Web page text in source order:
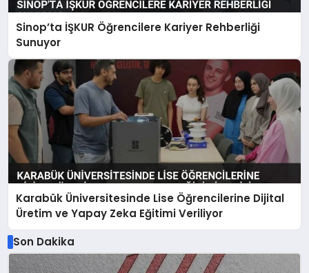
Sinop’ta İŞKUR Öğrencilere Kariyer Rehberliği
Sunuyor
Karabük Üniversitesinde Lise Öğrencilerine Dijital
Üretim ve Yapay Zeka Eğitimi Veriliyor
Son Dakika